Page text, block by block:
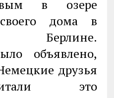
в озере
дома в
Берлине.
объявлено,
друзья
это